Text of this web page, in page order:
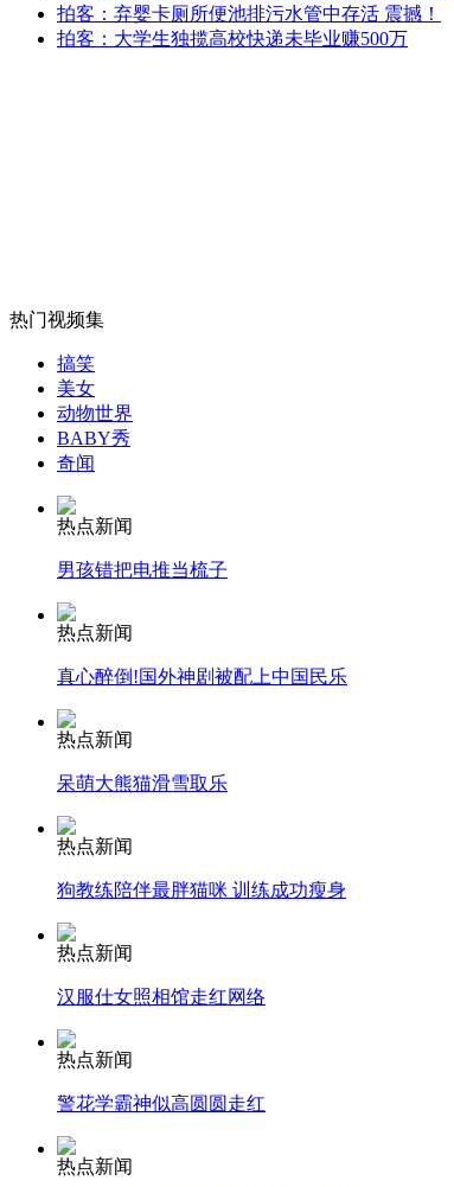
无痛分娩是否安全 医生回应
外交部：反对强权政治霸凌主义
安徽一实载49人客车翻车
消防员救轻生者 花炮节热闹非凡 减压"枕头大战"
司机酒驾遇交警 急速倒车逃窜
拍客：弃婴卡厕所便池排污水管中存活 震撼！
拍客：大学生独揽高校快递未毕业赚500万
热门视频集
搞笑
美女
动物世界
BABY秀
奇闻
热点新闻
男孩错把电推当梳子
热点新闻
真心醉倒!国外神剧被配上中国民乐
热点新闻
呆萌大熊猫滑雪取乐
热点新闻
狗教练陪伴最胖猫咪 训练成功瘦身
热点新闻
汉服仕女照相馆走红网络
热点新闻
警花学霸神似高圆圆走红
热点新闻